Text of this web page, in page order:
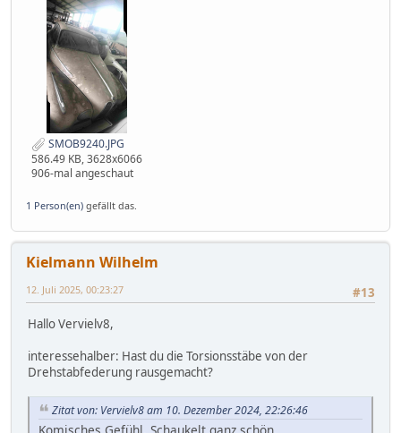
SMOB9240.JPG
586.49 KB, 3628x6066
906-mal angeschaut
1 Person(en) gefällt das.
Kielmann Wilhelm
#13
12. Juli 2025, 00:23:27
Hallo Vervielv8,
interessehalber: Hast du die Torsionsstäbe von der
Drehstabfederung rausgemacht?
Zitat von: Vervielv8 am 10. Dezember 2024, 22:26:46